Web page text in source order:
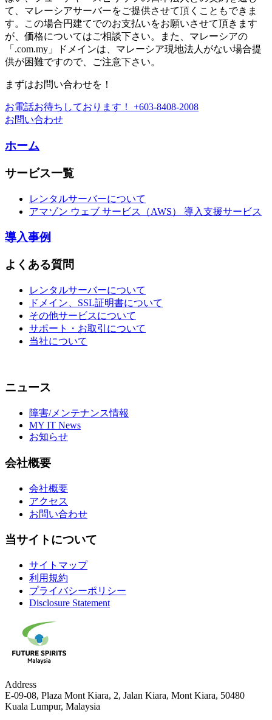
て、マレーシアサーバーをご提供させて頂くこともできま
す。この場合円建てでのお支払いをお願いさせて頂きます
が、価格についてはご相談下さい。また、マレーシアの
「.com.my」ドメインは、マレーシア現地法人がない場合提
供が困難ですので、ご注意下さい。
まずはお問い合わせを！
お電話お待ちしております！
+603-8408-2008
お問い合わせ
ホーム
サービス一覧
レンタルサーバーについて
アマゾン ウェブ サービス（AWS） 導入支援サービス
導入事例
よくある質問
レンタルサーバーについて
ドメイン、SSL証明書について
その他サービスについて
サポート・お取引について
当社について
ニュース
障害/メンテナンス情報
MY IT News
お知らせ
会社概要
会社概要
アクセス
お問い合わせ
当サイトについて
サイトマップ
利用規約
プライバシーポリシー
Disclosure Statement
Address
E-09-08, Plaza Mont Kiara, 2, Jalan Kiara, Mont Kiara, 50480
Kuala Lumpur, Malaysia